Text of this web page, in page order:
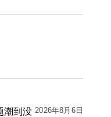
潮到没 2026年8月6日